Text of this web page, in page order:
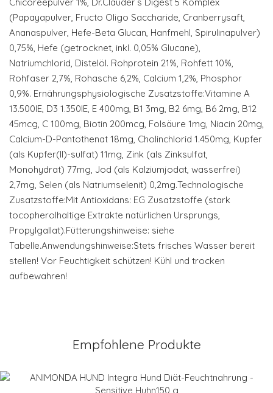
(Papayapulver, Fructo Oligo Saccharide, Cranberrysaft,
Ananaspulver, Hefe-Beta Glucan, Hanfmehl, Spirulinapulver)
0,75%, Hefe (getrocknet, inkl. 0,05% Glucane),
Natriumchlorid, Distelöl. Rohprotein 21%, Rohfett 10%,
Rohfaser 2,7%, Rohasche 6,2%, Calcium 1,2%, Phosphor
0,9%. Ernährungsphysiologische Zusatzstoffe:Vitamine A
13.500IE, D3 1.350IE, E 400mg, B1 3mg, B2 6mg, B6 2mg, B12
45mcg, C 100mg, Biotin 200mcg, Folsäure 1mg, Niacin 20mg,
Calcium-D-Pantothenat 18mg, Cholinchlorid 1.450mg, Kupfer
(als Kupfer(II)-sulfat) 11mg, Zink (als Zinksulfat,
Monohydrat) 77mg, Jod (als Kalziumjodat, wasserfrei)
2,7mg, Selen (als Natriumselenit) 0,2mg.Technologische
Zusatzstoffe:Mit Antioxidans: EG Zusatzstoffe (stark
tocopherolhaltige Extrakte natürlichen Ursprungs,
Propylgallat).Fütterungshinweise: siehe
Tabelle.Anwendungshinweise:Stets frisches Wasser bereit
stellen! Vor Feuchtigkeit schützen! Kühl und trocken
aufbewahren!
Empfohlene Produkte